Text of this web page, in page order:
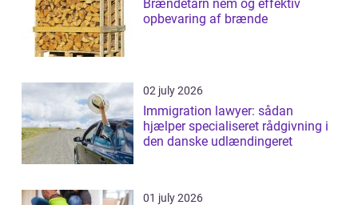
Brændetårn nem og effektiv
opbevaring af brænde
02 july 2026
Immigration lawyer: sådan
hjælper specialiseret rådgivning i
den danske udlændingeret
01 july 2026